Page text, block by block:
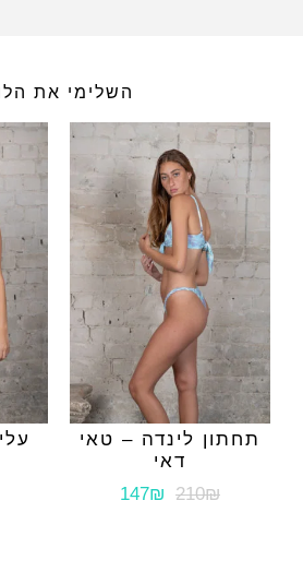
השלימי את
תחתון לינדה – טאי
דאי
210₪
147₪